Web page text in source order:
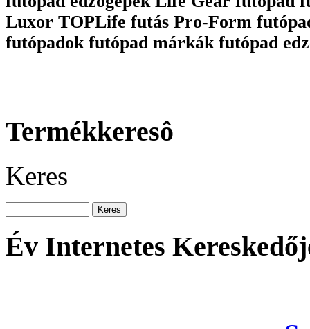
Luxor TOPLife futás Pro-Form
futópadok futópad márkák futópad
Termékkeresô
Keres
Év Internetes